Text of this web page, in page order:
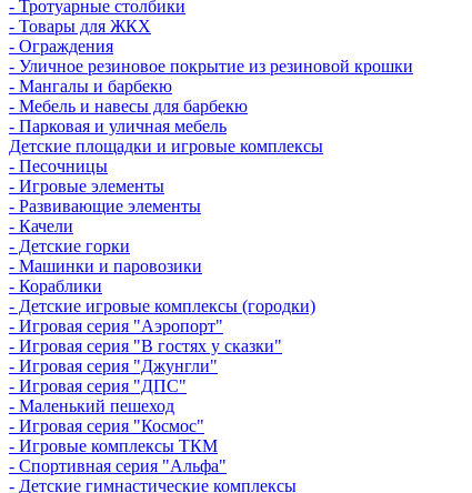
- Тротуарные столбики
- Товары для ЖКХ
- Ограждения
- Уличное резиновое покрытие из резиновой крошки
- Мангалы и барбекю
- Мебель и навесы для барбекю
- Парковая и уличная мебель
Детские площадки и игровые комплексы
- Песочницы
- Игровые элементы
- Развивающие элементы
- Качели
- Детские горки
- Машинки и паровозики
- Кораблики
- Детские игровые комплексы (городки)
- Игровая серия "Аэропорт"
- Игровая серия "В гостях у сказки"
- Игровая серия "Джунгли"
- Игровая серия "ДПС"
- Маленький пешеход
- Игровая серия "Космос"
- Игровые комплексы ТКМ
- Спортивная серия "Альфа"
- Детские гимнастические комплексы